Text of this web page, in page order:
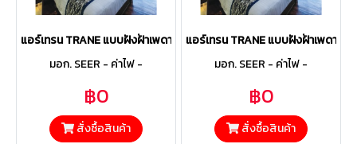
แอร์เทรน TRANE แบบฝังฝ้าเพดาน 4ทิศทาง รุ่น MCCE604B Fixed ขนา
มอก. SEER - ค่าไฟ -
฿0
สั่งซื้อสินค้า
แอร์เทรน TRANE แบบฝังฝ้าเพดาน
มอก. SEER - ค่าไฟ -
฿0
สั่งซื้อสินค้า